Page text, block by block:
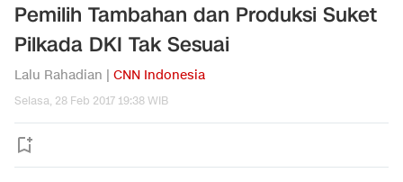
Pemilih Tambahan dan Produksi Suket
Pilkada DKI Tak Sesuai
Lalu Rahadian | CNN Indonesia
Selasa, 28 Feb 2017 19:38 WIB